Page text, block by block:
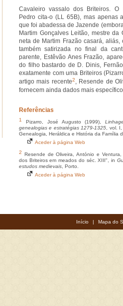
Cavaleiro vassalo dos Briteiros.
Pedro cita-o (LL 65B), mas apenas
que foi abadessa de Jazende
Martim Gonçalves Leitão, mestre
neta de Martim Frazão casará,
também satirizada no final da
parente, Estêvão Anes Frazão,
do filho bastardo de D. Dinis,
exatamente com uma Briteiros
artigo mais recente2, Resende de
fornecem ainda dados mais
Referências
1 Pizarro, José Augusto (1999),
genealogias e estratégias 1279-1325 , vol.
Genealogia, Heráldica e História da Família
Aceder à página Web
2 Resende de Oliveira, António e
dos Briteiros em meados do séc. XIII", in
estudos medievais , Porto.
Aceder à página Web
Início | Mapa do